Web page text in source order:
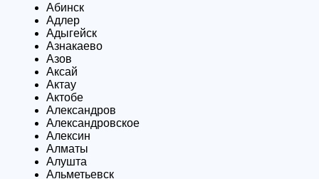
Абинск
Адлер
Адыгейск
Азнакаево
Азов
Аксай
Актау
Актобе
Александров
Александровское
Алексин
Алматы
Алушта
Альметьевск